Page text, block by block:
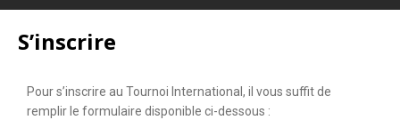
S’inscrire
Pour s’inscrire au Tournoi International, il vous suffit de
remplir le formulaire disponible ci-dessous :